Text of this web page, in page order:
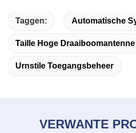
Taggen: Automatische
Taille Hoge Draaiboomantenne
Urnstile Toegangsbeheer
VERWANTE